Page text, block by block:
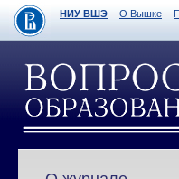
НИУ ВШЭ О Вышке